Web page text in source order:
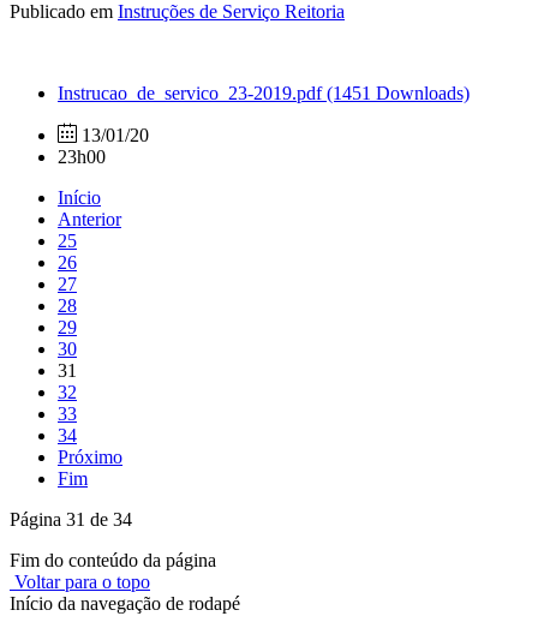
Publicado em Instruções de Serviço Reitoria
Instrucao_de_servico_23-2019.pdf(1451 Downloads)
13/01/20
23h00
Início
Anterior
25
26
27
28
29
30
31
32
33
34
Próximo
Fim
Página 31 de 34
Fim do conteúdo da página
Voltar para o topo
Início da navegação de rodapé